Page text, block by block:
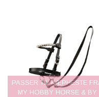
PASSER TIL KÆPHESTE
MY HOBBY HORSE & BY